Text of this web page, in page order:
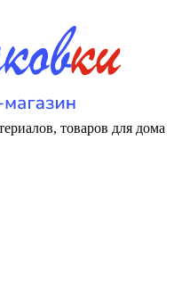
товаров для дома